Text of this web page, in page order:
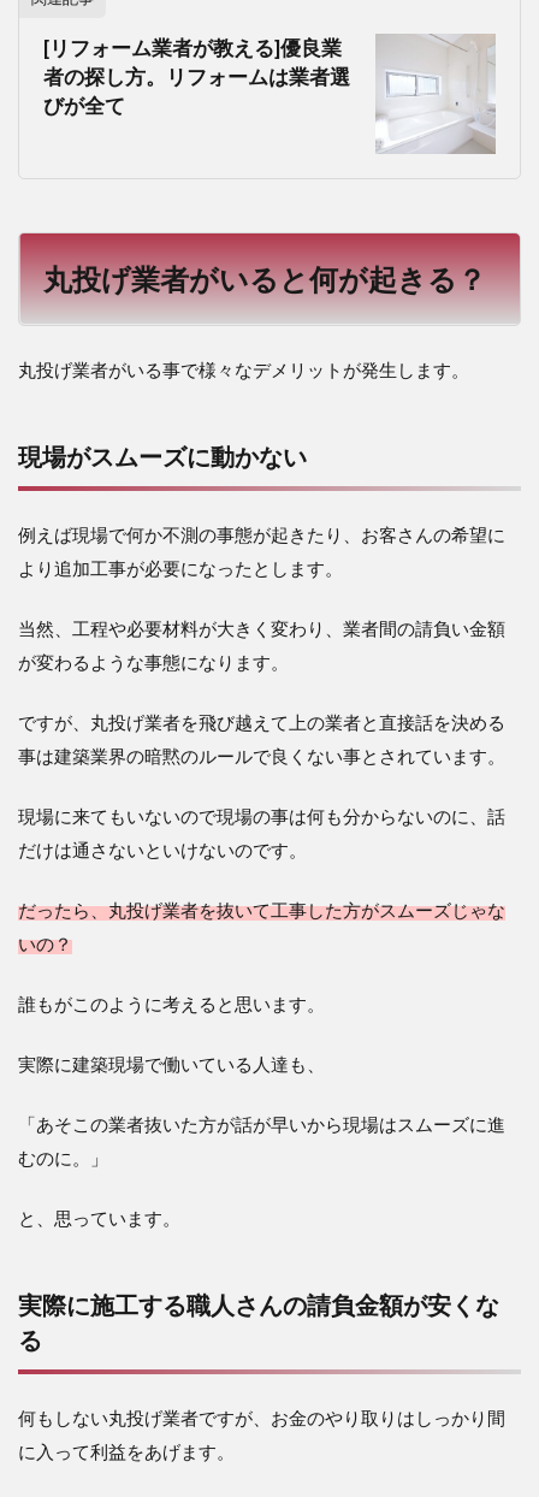
[リフォーム業者が教える]優良業
者の探し方。リフォームは業者選
びが全て
丸投げ業者がいると何が起きる？
丸投げ業者がいる事で様々なデメリットが発生します。
現場がスムーズに動かない
例えば現場で何か不測の事態が起きたり、お客さんの希望に
より追加工事が必要になったとします。
当然、工程や必要材料が大きく変わり、業者間の請負い金額
が変わるような事態になります。
ですが、丸投げ業者を飛び越えて上の業者と直接話を決める
事は建築業界の暗黙のルールで良くない事とされています。
現場に来てもいないので現場の事は何も分からないのに、話
だけは通さないといけないのです。
だったら、丸投げ業者を抜いて工事した方がスムーズじゃな
いの？
誰もがこのように考えると思います。
実際に建築現場で働いている人達も、
「あそこの業者抜いた方が話が早いから現場はスムーズに進
むのに。」
と、思っています。
実際に施工する職人さんの請負金額が安くな
る
何もしない丸投げ業者ですが、お金のやり取りはしっかり間
に入って利益をあげます。